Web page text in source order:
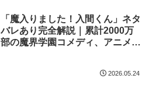
「魔入りました！入間くん」ネタ
バレあり完全解説｜累計2000万
部の魔界学園コメディ、アニメ4
2026.05.24